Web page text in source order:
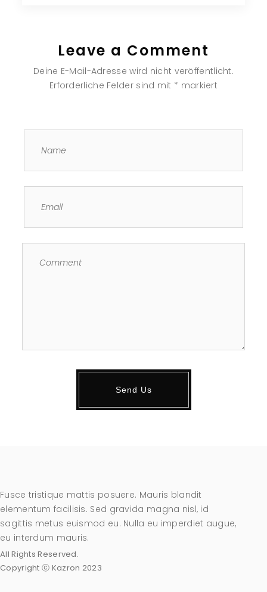
Leave a Comment
Deine E-Mail-Adresse wird nicht veröffentlicht.
Erforderliche Felder sind mit * markiert
Fusce tristique mattis posuere. Mauris blandit
elementum facilisis. Sed gravida magna nisl, id
sagittis metus euismod eu. Nulla eu imperdiet augue,
eu interdum mauris.
All Rights Reserved.
Copyright ⓒ Kazron 2023